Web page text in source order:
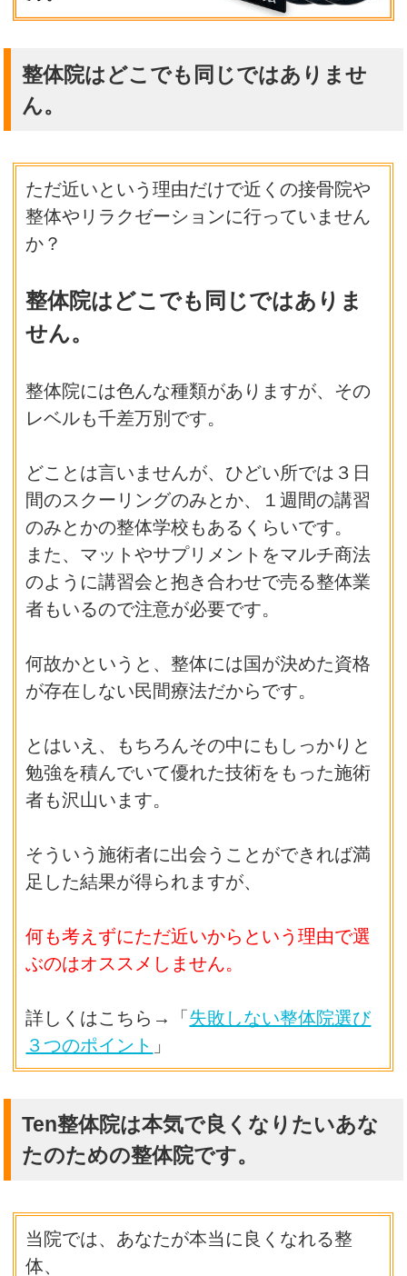
整体院はどこでも同じではありませ
ん。
ただ近いという理由だけで近くの接骨院や
整体やリラクゼーションに行っていません
か？
整体院はどこでも同じではありま
せん。
整体院には色んな種類がありますが、その
レベルも千差万別です。
どことは言いませんが、ひどい所では３日
間のスクーリングのみとか、１週間の講習
のみとかの整体学校もあるくらいです。
また、マットやサプリメントをマルチ商法
のように講習会と抱き合わせで売る整体業
者もいるので注意が必要です。
何故かというと、整体には国が決めた資格
が存在しない民間療法だからです。
とはいえ、もちろんその中にもしっかりと
勉強を積んでいて優れた技術をもった施術
者も沢山います。
そういう施術者に出会うことができれば満
足した結果が得られますが、
何も考えずにただ近いからという理由で選
ぶのはオススメしません。
詳しくはこちら→「失敗しない整体院選び
３つのポイント 」
Ten整体院は本気で良くなりたいあな
たのための整体院です。
当院では、あなたが本当に良くなれる整
体、